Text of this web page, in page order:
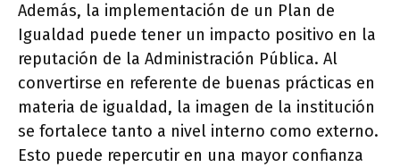
Además, la implementación de un Plan de
Igualdad puede tener un impacto positivo en la
reputación de la Administración Pública. Al
convertirse en referente de buenas prácticas en
materia de igualdad, la imagen de la institución
se fortalece tanto a nivel interno como externo.
Esto puede repercutir en una mayor confianza